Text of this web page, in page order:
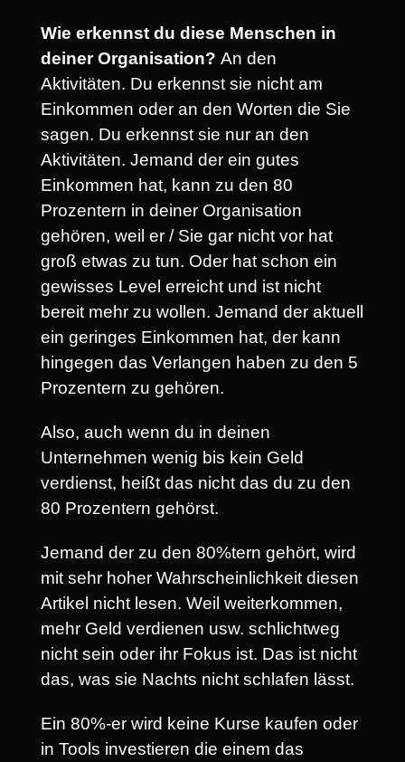
Wie erkennst du diese Menschen in
deiner Organisation? An den
Aktivitäten. Du erkennst sie nicht am
Einkommen oder an den Worten die Sie
sagen. Du erkennst sie nur an den
Aktivitäten. Jemand der ein gutes
Einkommen hat, kann zu den 80
Prozentern in deiner Organisation
gehören, weil er / Sie gar nicht vor hat
groß etwas zu tun. Oder hat schon ein
gewisses Level erreicht und ist nicht
bereit mehr zu wollen. Jemand der aktuell
ein geringes Einkommen hat, der kann
hingegen das Verlangen haben zu den 5
Prozentern zu gehören.
Also, auch wenn du in deinen
Unternehmen wenig bis kein Geld
verdienst, heißt das nicht das du zu den
80 Prozentern gehörst.
Jemand der zu den 80%tern gehört, wird
mit sehr hoher Wahrscheinlichkeit diesen
Artikel nicht lesen. Weil weiterkommen,
mehr Geld verdienen usw. schlichtweg
nicht sein oder ihr Fokus ist. Das ist nicht
das, was sie Nachts nicht schlafen lässt.
Ein 80%-er wird keine Kurse kaufen oder
in Tools investieren die einem das